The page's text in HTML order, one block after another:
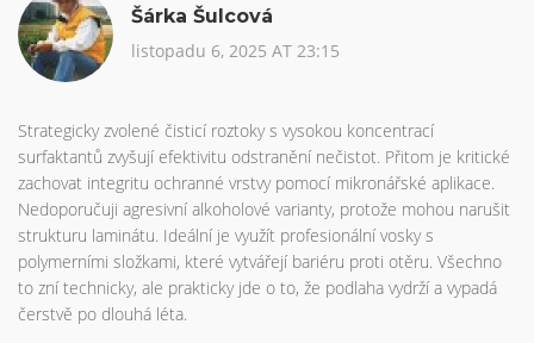
Šárka Šulcová
listopadu 6, 2025 AT 23:15
Strategicky zvolené čisticí roztoky s vysokou koncentrací
surfaktantů zvyšují efektivitu odstranění nečistot. Přitom je kritické
zachovat integritu ochranné vrstvy pomocí mikronářské aplikace.
Nedoporučuji agresivní alkoholové varianty, protože mohou narušit
strukturu laminátu. Ideální je využít profesionální vosky s
polymerními složkami, které vytvářejí bariéru proti otěru. Všechno
to zní technicky, ale prakticky jde o to, že podlaha vydrží a vypadá
čerstvě po dlouhá léta.